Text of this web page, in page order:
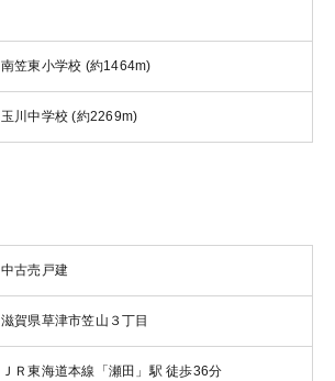
南笠東小学校 (約1464m)
玉川中学校 (約2269m)
中古売戸建
滋賀県草津市笠山３丁目
ＪＲ東海道本線「瀬田」駅 徒歩36分